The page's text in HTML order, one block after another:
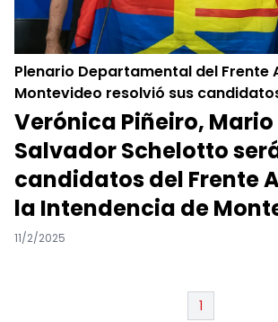
Plenario Departamental del Frente
Montevideo resolvió sus
Verónica Piñeiro,
Salvador Schelotto
candidatos del Frente
la Intendencia de
11/2/2025
1